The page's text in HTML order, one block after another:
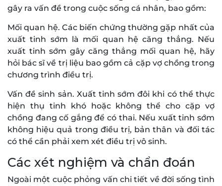
gây ra vấn đề trong cuộc sống cá nhân, bao gồm:
Mối quan hệ. Các biến chứng thường gặp nhất của
xuất tinh sớm là mối quan hệ căng thẳng. Nếu
xuất tinh sớm gây căng thẳng mối quan hệ, hãy
hỏi bác sĩ về trị liệu bao gồm cả cặp vợ chồng trong
chương trình điều trị.
Vấn đề sinh sản. Xuất tinh sớm đôi khi có thể thực
hiện thụ tinh khó hoặc không thể cho cặp vợ
chồng đang cố gắng để có thai. Nếu xuất tinh sớm
không hiệu quả trong điều trị, bản thân và đối tác
có thể cần phải xem xét điều trị vô sinh.
Các xét nghiệm và chẩn đoán
Ngoài một cuộc phỏng vấn chi tiết về đời sống tình